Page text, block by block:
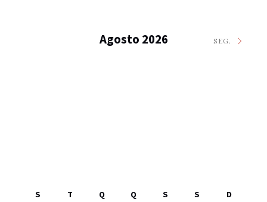
Agosto 2026 SEG.
S T Q Q S S D